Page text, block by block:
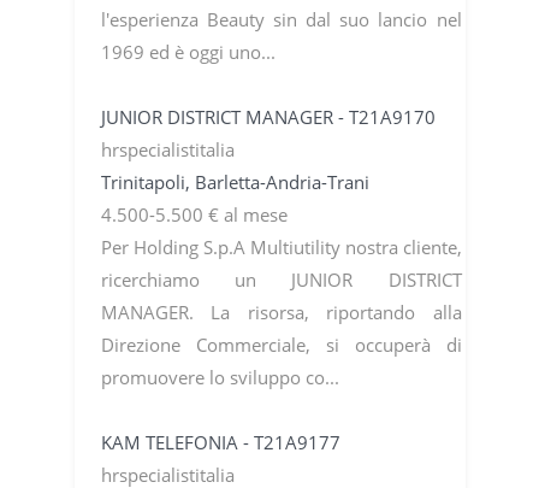
l'esperienza Beauty sin dal suo lancio nel
1969 ed è oggi uno...
JUNIOR DISTRICT MANAGER - T21A9170
hrspecialistitalia
Trinitapoli, Barletta-Andria-Trani
4.500-5.500 € al mese
Per Holding S.p.A Multiutility nostra cliente,
ricerchiamo un JUNIOR DISTRICT
MANAGER. La risorsa, riportando alla
Direzione Commerciale, si occuperà di
promuovere lo sviluppo co...
KAM TELEFONIA - T21A9177
hrspecialistitalia